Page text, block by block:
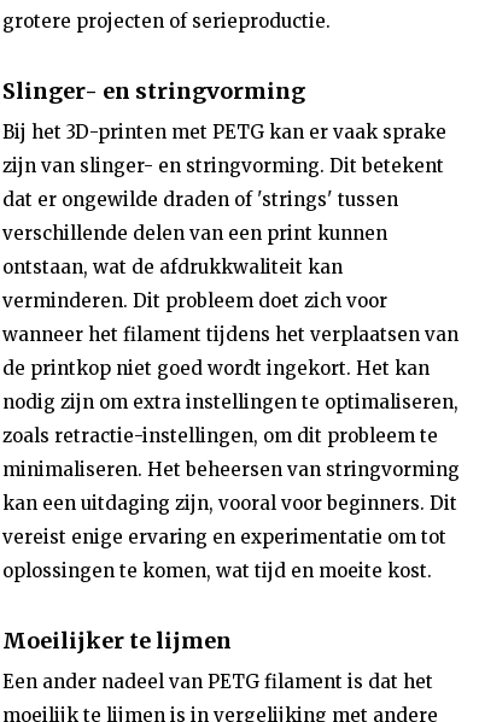
grotere projecten of serieproductie.
Slinger- en stringvorming
Bij het 3D-printen met PETG kan er vaak sprake
zijn van slinger- en stringvorming. Dit betekent
dat er ongewilde draden of 'strings' tussen
verschillende delen van een print kunnen
ontstaan, wat de afdrukkwaliteit kan
verminderen. Dit probleem doet zich voor
wanneer het filament tijdens het verplaatsen van
de printkop niet goed wordt ingekort. Het kan
nodig zijn om extra instellingen te optimaliseren,
zoals retractie-instellingen, om dit probleem te
minimaliseren. Het beheersen van stringvorming
kan een uitdaging zijn, vooral voor beginners. Dit
vereist enige ervaring en experimentatie om tot
oplossingen te komen, wat tijd en moeite kost.
Moeilijker te lijmen
Een ander nadeel van PETG filament is dat het
moeilijk te lijmen is in vergelijking met andere